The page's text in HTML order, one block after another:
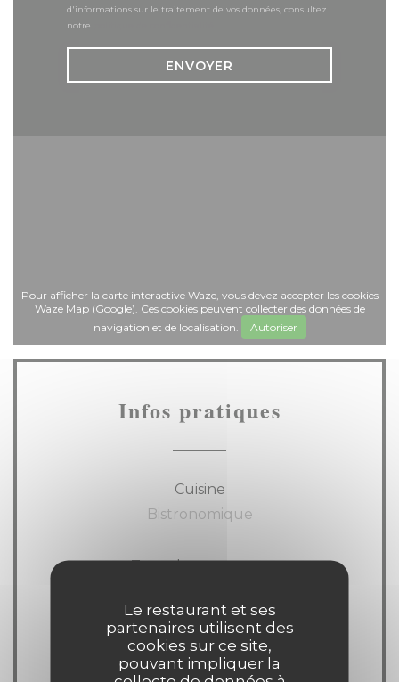
Le restaurant et ses
partenaires utilisent des
cookies sur ce site,
pouvant impliquer la
d'informations sur le traitement de vos données, consultez
notre
.
Pour afficher la carte interactive Waze, vous devez accepter les cookies
Waze Map (Google). Ces cookies peuvent collecter des données de
navigation et de localisation.
Autoriser
Infos pratiques
Cuisine
Bistronomique
Type de restaurant
Services
Wifi, Terrasse